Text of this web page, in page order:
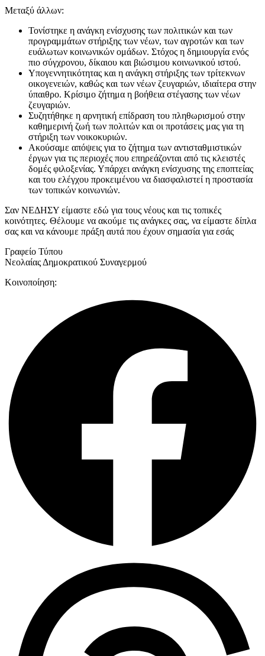
Μεταξύ άλλων:
Τονίστηκε η ανάγκη ενίσχυσης των πολιτικών και των
προγραμμάτων στήριξης των νέων, των αγροτών και των
ευάλωτων κοινωνικών ομάδων. Στόχος η δημιουργία ενός
πιο σύγχρονου, δίκαιου και βιώσιμου κοινωνικού ιστού.
Υπογεννητικότητας και η ανάγκη στήριξης των τρίτεκνων
οικογενειών, καθώς και των νέων ζευγαριών, ιδιαίτερα στην
ύπαιθρο. Κρίσιμο ζήτημα η βοήθεια στέγασης των νέων
ζευγαριών.
Συζητήθηκε η αρνητική επίδραση του πληθωρισμού στην
καθημερινή ζωή των πολιτών και οι προτάσεις μας για τη
στήριξη των νοικοκυριών.
Ακούσαμε απόψεις για το ζήτημα των αντισταθμιστικών
έργων για τις περιοχές που επηρεάζονται από τις κλειστές
δομές φιλοξενίας. Υπάρχει ανάγκη ενίσχυσης της εποπτείας
και του ελέγχου προκειμένου να διασφαλιστεί η προστασία
των τοπικών κοινωνιών.
Σαν ΝΕΔΗΣΥ είμαστε εδώ για τους νέους και τις τοπικές
κοινότητες. Θέλουμε να ακούμε τις ανάγκες σας, να είμαστε δίπλα
σας και να κάνουμε πράξη αυτά που έχουν σημασία για εσάς
Γραφείο Τύπου
Νεολαίας Δημοκρατικού Συναγερμού
Κοινοποίηση: